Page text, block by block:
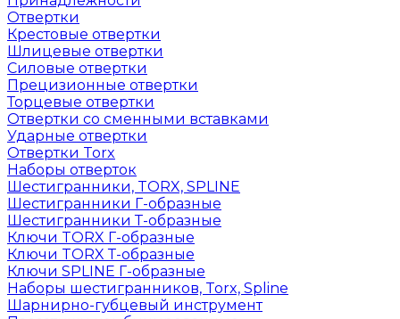
Отвертки
Крестовые отвертки
Шлицевые отвертки
Силовые отвертки
Прецизионные отвертки
Торцевые отвертки
Отвертки со сменными вставками
Ударные отвертки
Отвертки Torx
Наборы отверток
Шестигранники, TORX, SPLINE
Шестигранники Г-образные
Шестигранники Т-образные
Ключи TORX Г-образные
Ключи TORX Т-образные
Ключи SPLINE Г-образные
Наборы шестигранников, Torx, Spline
Шарнирно-губцевый инструмент